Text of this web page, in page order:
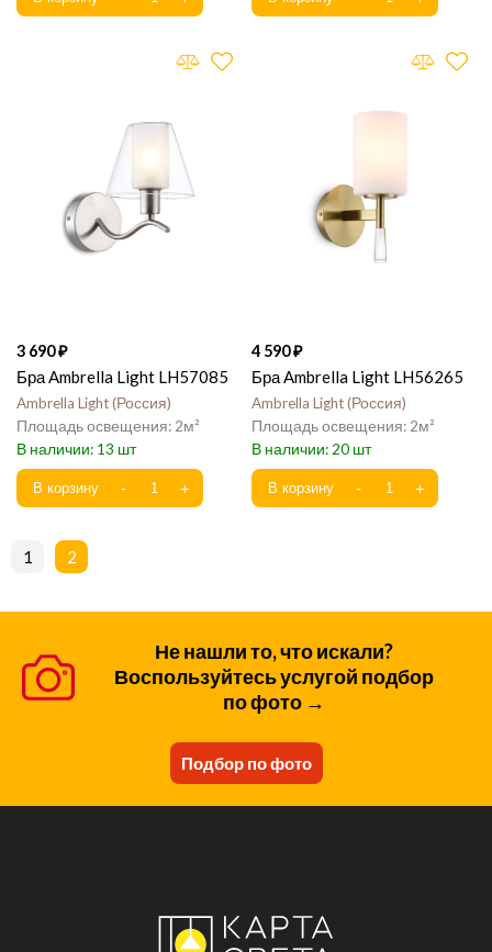
3 690
Бра Ambrella Light LH57085
Ambrella Light Россия
2
13
4 590
Бра Ambrella Light LH56265
Ambrella Light Россия
2
20
1 2
Не нашли то, что искали?
Воспользуйтесь услугой подбор
по фото →
Подбор по фото